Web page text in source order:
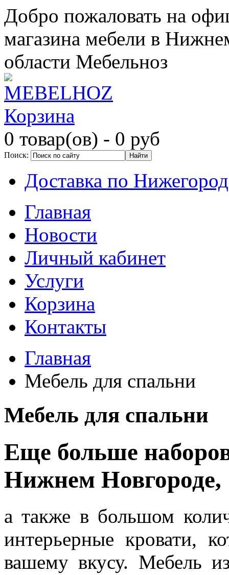
Добро пожаловать на
магазина мебели в
области Мебельноз
Корзина
0 товар(ов) - 0 руб
Поиск:
Доставка по
Главная
Новости
Личный кабинет
Услуги
Корзина
Контакты
Главная
Мебель для спальни
Мебель для спальни
Еще больше
Нижнем Новгороде,
а также в большом
интерьерные кровати,
вашему вкусу. Мебель